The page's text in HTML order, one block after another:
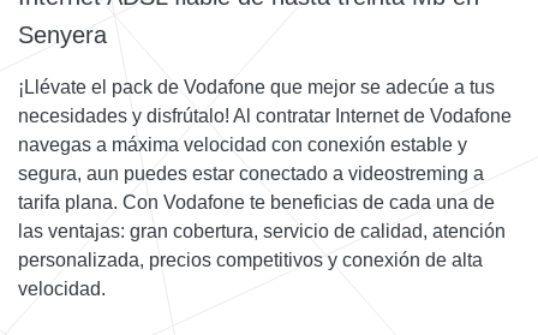
Senyera
¡Llévate el pack de Vodafone que mejor se adecúe a tus
necesidades y disfrútalo! Al contratar Internet de Vodafone
navegas a máxima velocidad con conexión estable y
segura, aun puedes estar conectado a videostreming a
tarifa plana. Con Vodafone te beneficias de cada una de
las ventajas: gran cobertura, servicio de calidad, atención
personalizada, precios competitivos y conexión de alta
velocidad.